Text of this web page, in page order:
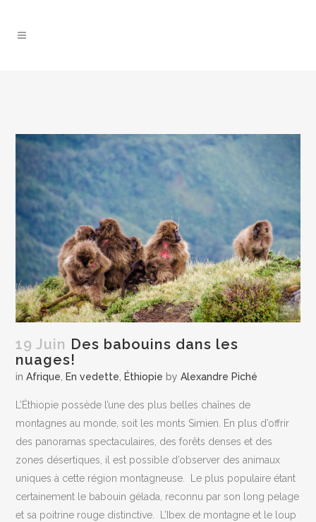
19 Juin Des babouins dans les
nuages!
inAfrique En vedette Éthiopie byAlexandre Piché
L’Éthiopie possède l’une des plus belles chaînes de
montagnes au monde, soit les monts Simien. En plus d’offrir
des panoramas spectaculaires, des forêts denses et des
zones désertiques, il est possible d’observer des animaux
uniques à cette région montagneuse.
Le plus populaire étant
certainement le babouin gélada, reconnu par son long pelage
et sa poitrine rouge distinctive.
L’Ibex de montagne et le loup